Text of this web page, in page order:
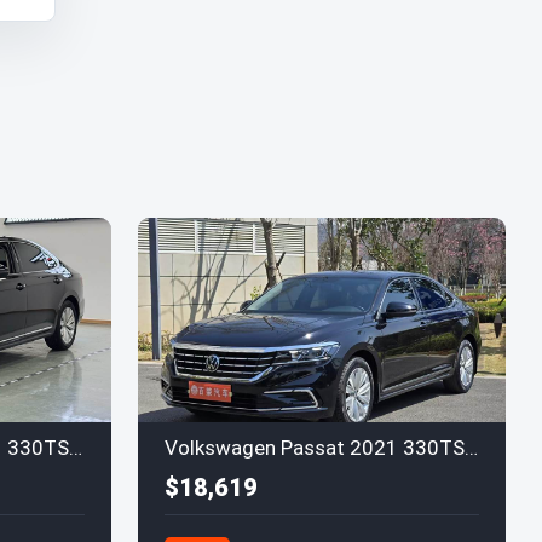
Volkswagen Passat 2021 330TSI Elite Volkswagen Passat 2021 330TSI Elite
$18,619